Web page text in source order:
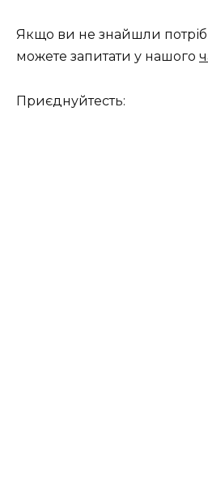
Якщо ви не знайшли
можете запитати у нашого
Приєднуйтесть: